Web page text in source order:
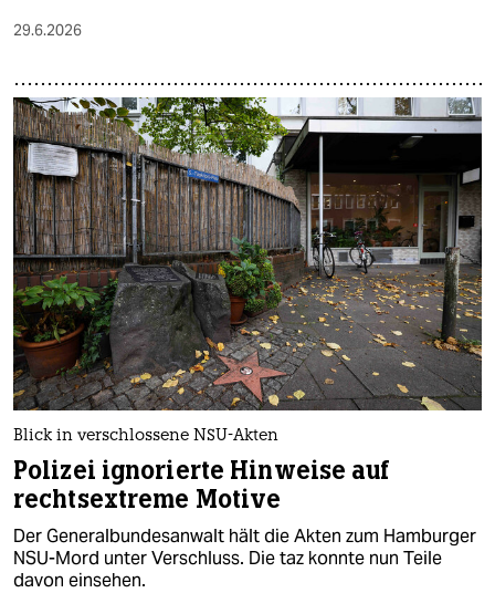
29.6.2026
Blick in verschlossene NSU-Akten
Polizei ignorierte Hinweise auf
rechtsextreme Motive
Der Generalbundesanwalt hält die Akten zum Hamburger
NSU-Mord unter Verschluss. Die taz konnte nun Teile
davon einsehen.